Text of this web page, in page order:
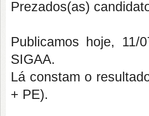
Prezados(as)
Publicamos hoje,
SIGAA.
Lá constam o
+ PE).